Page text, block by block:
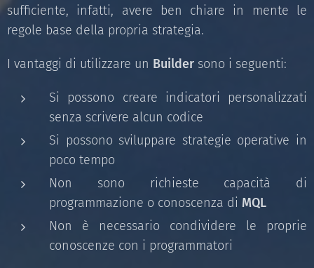
sufficiente, infatti, avere ben chiare in mente le
regole base della propria strategia.
I vantaggi di utilizzare un Builder sono i seguenti:
Si possono creare indicatori personalizzati
senza scrivere alcun codice
Si possono sviluppare strategie operative in
poco tempo
Non sono richieste capacità di
programmazione o conoscenza di MQL
Non è necessario condividere le proprie
conoscenze con i programmatori